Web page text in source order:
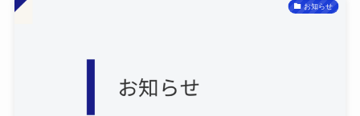
お知らせ